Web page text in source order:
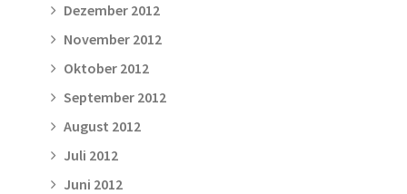
Dezember 2012
November 2012
Oktober 2012
September 2012
August 2012
Juli 2012
Juni 2012